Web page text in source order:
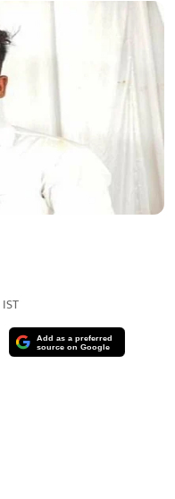
IST
Add as a preferred
source on Google